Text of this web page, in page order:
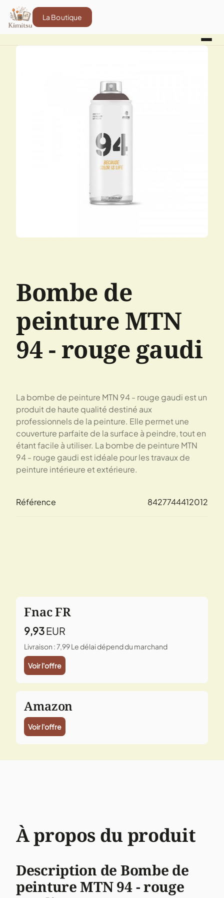
La Boutique
Bombe de
peinture MTN
94 - rouge gaudi
La bombe de peinture MTN 94 - rouge gaudi est un
produit de haute qualité destiné aux
professionnels de la peinture. Elle permet une
couverture parfaite de la surface à peindre, tout en
étant facile à utiliser. La bombe de peinture MTN
94 - rouge gaudi est idéale pour les travaux de
peinture intérieure et extérieure.
Référence 8427744412012
Fnac FR
9,93EUR
Livraison : 7,99Le délai dépend du marchand
Voir l'offre
Amazon
Voir l'offre
À propos du produit
Description de Bombe de
peinture MTN 94 - rouge